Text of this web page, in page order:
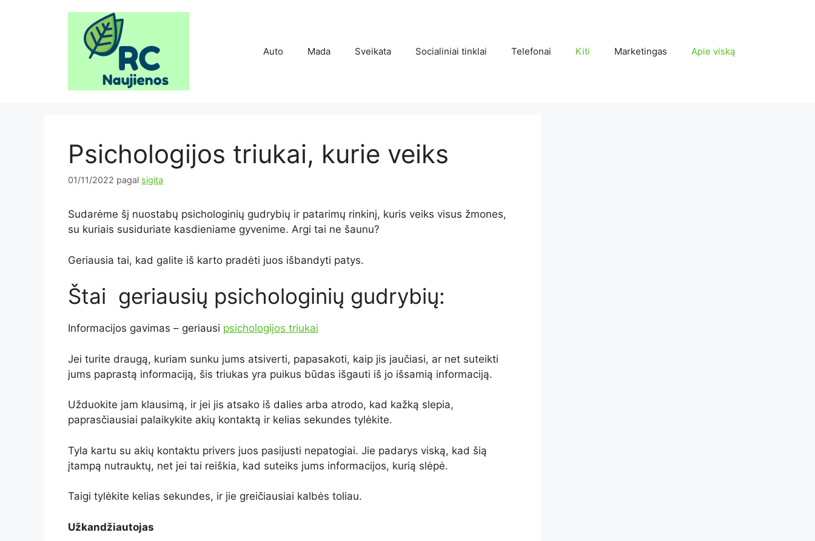
Auto Mada Sveikata Socialiniai tinklai Telefonai Kiti Marketingas Apie viską
Psichologijos triukai, kurie veiks
01/11/2022 pagal sigita
Sudarėme šį nuostabų psichologinių gudrybių ir patarimų rinkinį, kuris veiks visus žmones,
su kuriais susiduriate kasdieniame gyvenime. Argi tai ne šaunu?
Geriausia tai, kad galite iš karto pradėti juos išbandyti patys.
Štai geriausių psichologinių gudrybių:
Informacijos gavimas – geriausi psichologijos triukai
Jei turite draugą, kuriam sunku jums atsiverti, papasakoti, kaip jis jaučiasi, ar net suteikti
jums paprastą informaciją, šis triukas yra puikus būdas išgauti iš jo išsamią informaciją.
Užduokite jam klausimą, ir jei jis atsako iš dalies arba atrodo, kad kažką slepia,
paprasčiausiai palaikykite akių kontaktą ir kelias sekundes tylėkite.
Tyla kartu su akių kontaktu privers juos pasijusti nepatogiai. Jie padarys viską, kad šią
įtampą nutrauktų, net jei tai reiškia, kad suteiks jums informacijos, kurią slėpė.
Taigi tylėkite kelias sekundes, ir jie greičiausiai kalbės toliau.
Užkandžiautojas